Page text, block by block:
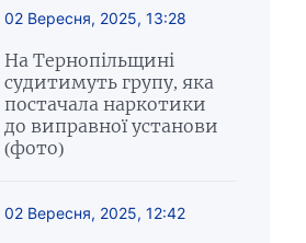
02 Вересня, 2025, 13:28
На Тернопільщині
судитимуть групу, яка
постачала наркотики
до виправної установи
(фото)
02 Вересня, 2025, 12:42